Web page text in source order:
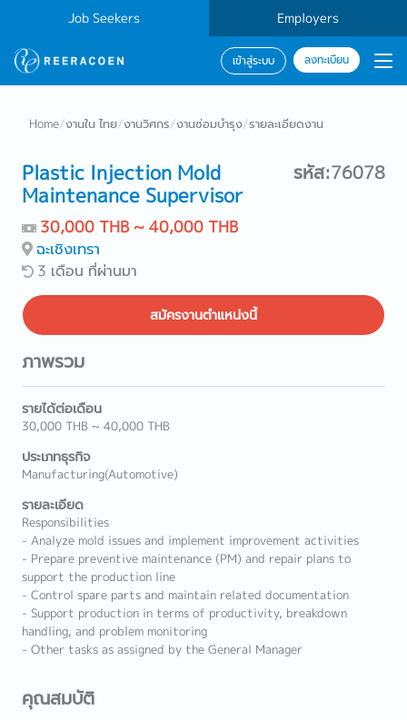
Job Seekers Employers
เข้าสู่ระบบ ลงทะเบียน
Home/งานใน ไทย/งานวิศกร/งานซ่อมบำรุง/รายละเอียดงาน
Plastic Injection Mold
Maintenance Supervisor
รหัส:76078
30,000 THB ~ 40,000 THB
ฉะเชิงเทรา
3 เดือน ที่ผ่านมา
สมัครงานตำแหน่งนี้
ภาพรวม
รายได้ต่อเดือน
30,000 THB ~ 40,000 THB
ประเภทธุรกิจ
Manufacturing(Automotive)
รายละเอียด
Responsibilities
- Analyze mold issues and implement improvement activities
- Prepare preventive maintenance (PM) and repair plans to
support the production line
- Control spare parts and maintain related documentation
- Support production in terms of productivity, breakdown
handling, and problem monitoring
- Other tasks as assigned by the General Manager
คุณสมบัติ